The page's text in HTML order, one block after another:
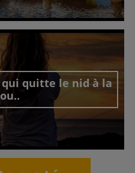
interview
qui quitte le nid à la